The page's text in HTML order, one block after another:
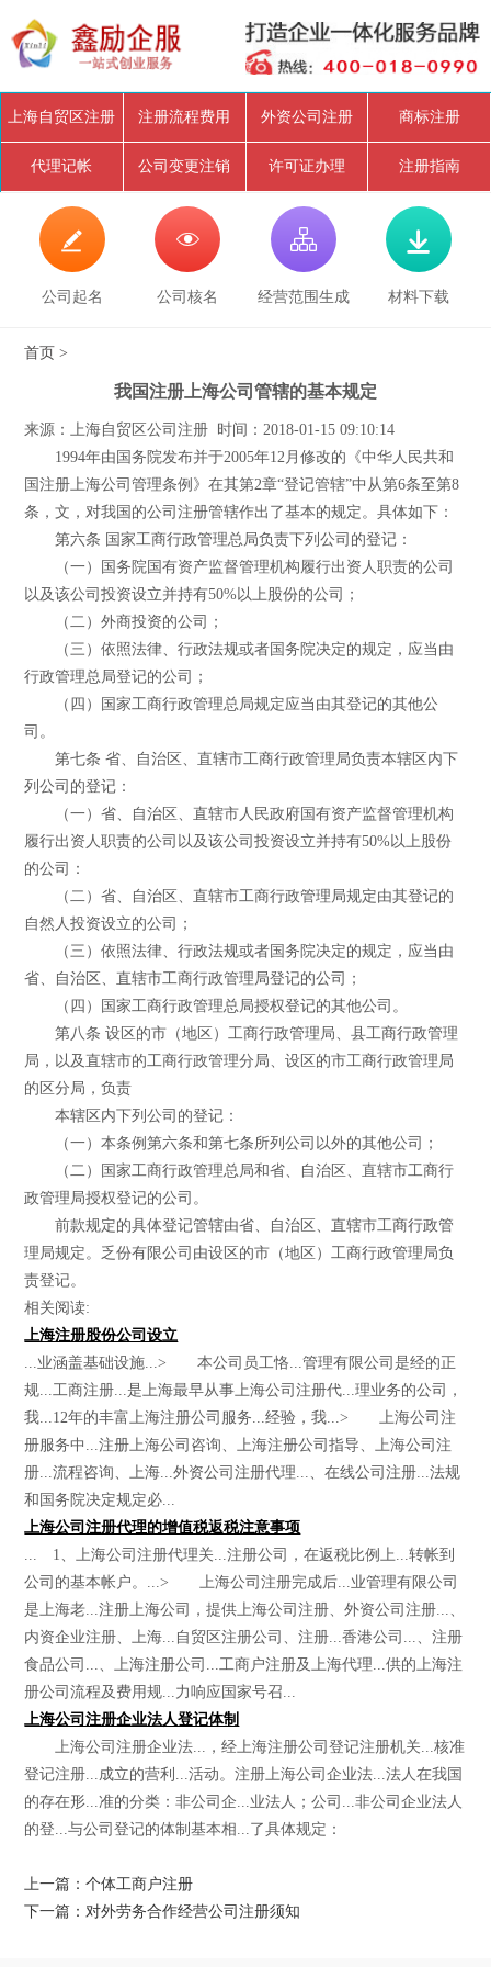
上海自贸区注册 注册流程费用 外资公司注册 商标注册
代理记帐 公司变更注销 许可证办理 注册指南

公司起名

公司核名

经营范围生成

材料下载
首页 >
我国注册上海公司管辖的基本规定
来源：上海自贸区公司注册 时间：2018-01-15 09:10:14
1994年由国务院发布并于2005年12月修改的《中华人民共和
国注册上海公司管理条例》在其第2章“登记管辖”中从第6条至第8
条，文，对我国的公司注册管辖作出了基本的规定。具体如下：
第六条 国家工商行政管理总局负责下列公司的登记：
（一）国务院国有资产监督管理机构履行出资人职责的公司
以及该公司投资设立并持有50%以上股份的公司；
（二）外商投资的公司；
（三）依照法律、行政法规或者国务院决定的规定，应当由
行政管理总局登记的公司；
（四）国家工商行政管理总局规定应当由其登记的其他公
司。
第七条 省、自治区、直辖市工商行政管理局负责本辖区内下
列公司的登记：
（一）省、自治区、直辖市人民政府国有资产监督管理机构
履行出资人职责的公司以及该公司投资设立并持有50%以上股份
的公司：
（二）省、自治区、直辖市工商行政管理局规定由其登记的
自然人投资设立的公司；
（三）依照法律、行政法规或者国务院决定的规定，应当由
省、自治区、直辖市工商行政管理局登记的公司；
（四）国家工商行政管理总局授权登记的其他公司。
第八条 设区的市（地区）工商行政管理局、县工商行政管理
局，以及直辖市的工商行政管理分局、设区的市工商行政管理局
的区分局，负责
本辖区内下列公司的登记：
（一）本条例第六条和第七条所列公司以外的其他公司；
（二）国家工商行政管理总局和省、自治区、直辖市工商行
政管理局授权登记的公司。
前款规定的具体登记管辖由省、自治区、直辖市工商行政管
理局规定。乏份有限公司由设区的市（地区）工商行政管理局负
责登记。
相关阅读:
上海注册股份公司设立
...业涵盖基础设施...> 本公司员工恪...管理有限公司是经的正
规...工商注册...是上海最早从事上海公司注册代...理业务的公司，
我...12年的丰富上海注册公司服务...经验，我...> 上海公司注
册服务中...注册上海公司咨询、上海注册公司指导、上海公司注
册...流程咨询、上海...外资公司注册代理...、在线公司注册...法规
和国务院决定规定必...
上海公司注册代理的增值税返税注意事项
... 1、上海公司注册代理关...注册公司，在返税比例上...转帐到
公司的基本帐户。...> 上海公司注册完成后...业管理有限公司
是上海老...注册上海公司，提供上海公司注册、外资公司注册...、
内资企业注册、上海...自贸区注册公司、注册...香港公司...、注册
食品公司...、上海注册公司...工商户注册及上海代理...供的上海注
册公司流程及费用规...力响应国家号召...
上海公司注册企业法人登记体制
上海公司注册企业法...，经上海注册公司登记注册机关...核准
登记注册...成立的营利...活动。注册上海公司企业法...法人在我国
的存在形...准的分类：非公司企...业法人；公司...非公司企业法人
的登...与公司登记的体制基本相...了具体规定：
上一篇：个体工商户注册
下一篇：对外劳务合作经营公司注册须知